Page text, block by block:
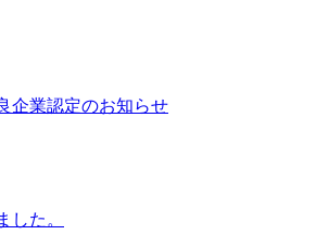
企業認定のお知らせ
した。